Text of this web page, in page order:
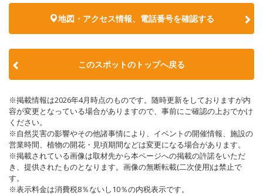
地図・アクセス情報、電話番号を確認する
このスポットのトップへ戻る
※掲載情報は2026年4月時点のものです。随時更新をしておりますが内
容が変更となっている場合がありますので、事前にご確認の上おでかけ
ください。
※自然災害の影響やその他諸事情により、イベントの開催情報、施設の
営業時間、植物の開花・見頃期間などは変更になる場合があります。
※掲載されている画像は取材先から本ページへの掲載の許諾をいただ
き、提供されたものとなります。画像の無断転載(二次使用)は禁止で
す。
※表示料金は消費税8％ないし10％の内税表示です。